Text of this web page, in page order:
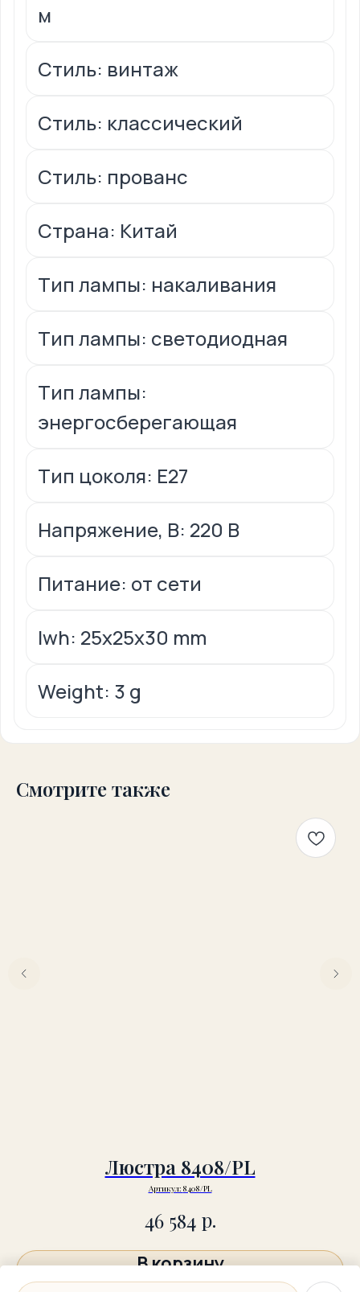
м
Стиль: винтаж
Стиль: классический
Стиль: прованс
Страна: Китай
Тип лампы: накаливания
Тип лампы: светодиодная
Тип лампы:
энергосберегающая
Тип цоколя: Е27
Напряжение, В: 220 В
Питание: от сети
lwh: 25x25x30 mm
Weight: 3 g
Смотрите также
Люстра 8408/PL
Артикул: 8408/PL
46 584 р.
В корзину